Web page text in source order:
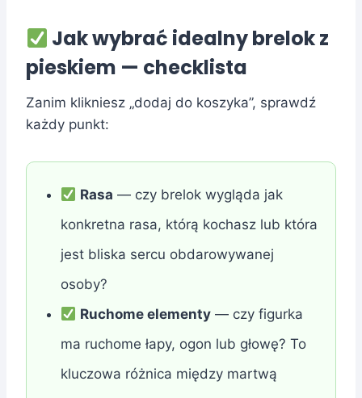
Jak wybrać idealny brelok z
pieskiem — checklista
Zanim klikniesz „dodaj do koszyka”, sprawdź
każdy punkt:
Rasa — czy brelok wygląda jak
konkretna rasa, którą kochasz lub która
jest bliska sercu obdarowywanej
osoby?
Ruchome elementy — czy figurka
ma ruchome łapy, ogon lub głowę? To
kluczowa różnica między martwą